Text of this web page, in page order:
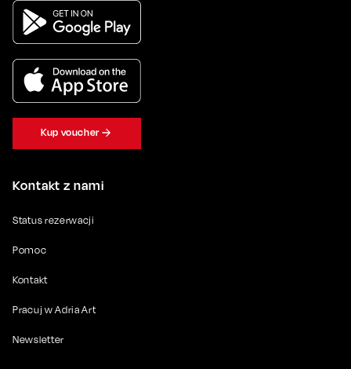
Kontakt z nami
Status rezerwacji
Pomoc
Kontakt
Pracuj w Adria Art
Newsletter
Kup voucher